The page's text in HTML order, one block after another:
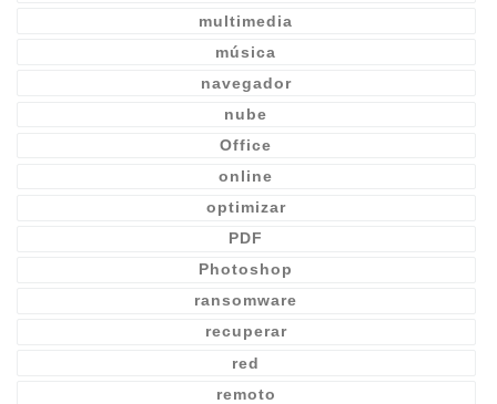
multimedia
música
navegador
nube
Office
online
optimizar
PDF
Photoshop
ransomware
recuperar
red
remoto